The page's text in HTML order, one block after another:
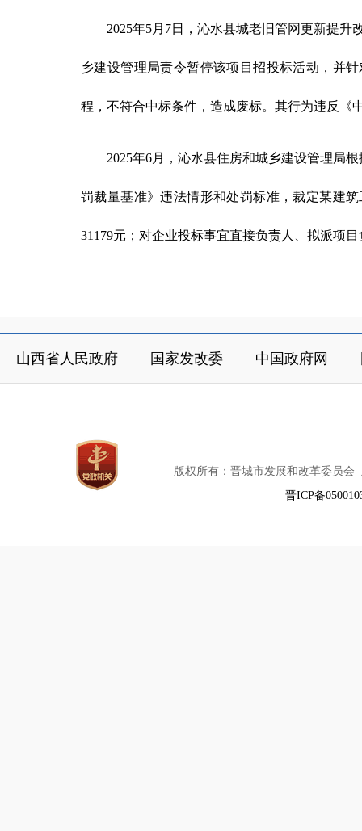
2025年5月7日，沁水县城老旧管网更新提
乡建设管理局责令暂停该项目招投标活动，并
程，不符合中标条件，造成废标。其行为违反《
2025年6月，沁水县住房和城乡建设管理局
罚裁量基准》违法情形和处罚标准，裁定某建
31179元；对企业投标事宜直接负责人、拟派项
山西省人民政府 国家发改委 中国政府网
版权所有：晋城市发展和改革委员会
晋ICP备